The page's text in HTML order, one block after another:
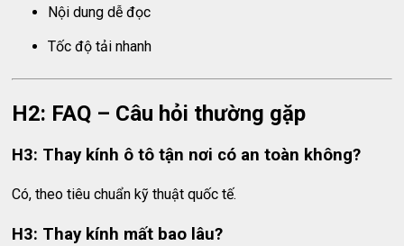
Nội dung dễ đọc
Tốc độ tải nhanh
H2: FAQ – Câu hỏi thường gặp
H3: Thay kính ô tô tận nơi có an toàn không?
Có, theo tiêu chuẩn kỹ thuật quốc tế.
H3: Thay kính mất bao lâu?